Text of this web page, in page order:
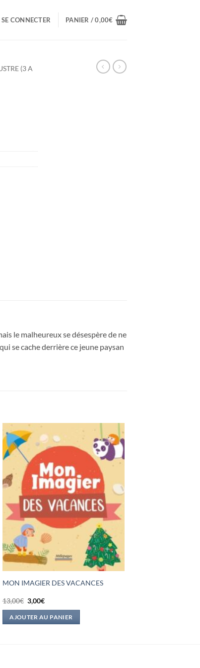
SE CONNECTER PANIER /0,00€
(3 A
le malheureux se désespère de ne
se cache derrière ce jeune paysan
MON IMAGIER DES VACANCES
13,00€ Le
prix
initial
était :
3,00€Le
actuel
est :
AJOUTER AU PANIER